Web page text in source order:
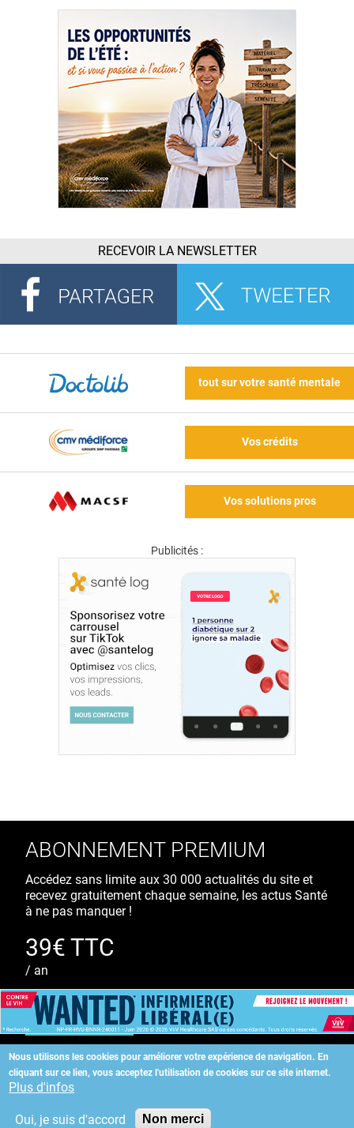
RECEVOIR LA NEWSLETTER
tout sur votre santé mentale
Vos crédits
Vos solutions pros
Publicités :
Nous utilisons les cookies pour améliorer votre expérience de navigation. En
cliquant sur ce lien, vous acceptez l'utilisation de cookies sur ce site internet.
Plus d'infos
Oui, je suis d'accord Non merci
ABONNEMENT PREMIUM
Accédez sans limite aux 30 000 actualités du site et
recevez gratuitement chaque semaine, les actus Santé
à ne pas manquer !
39€ TTC
/ an
S'ABONNER
Copyright©2026 ALLIEDHEALTH
KAURIWEB